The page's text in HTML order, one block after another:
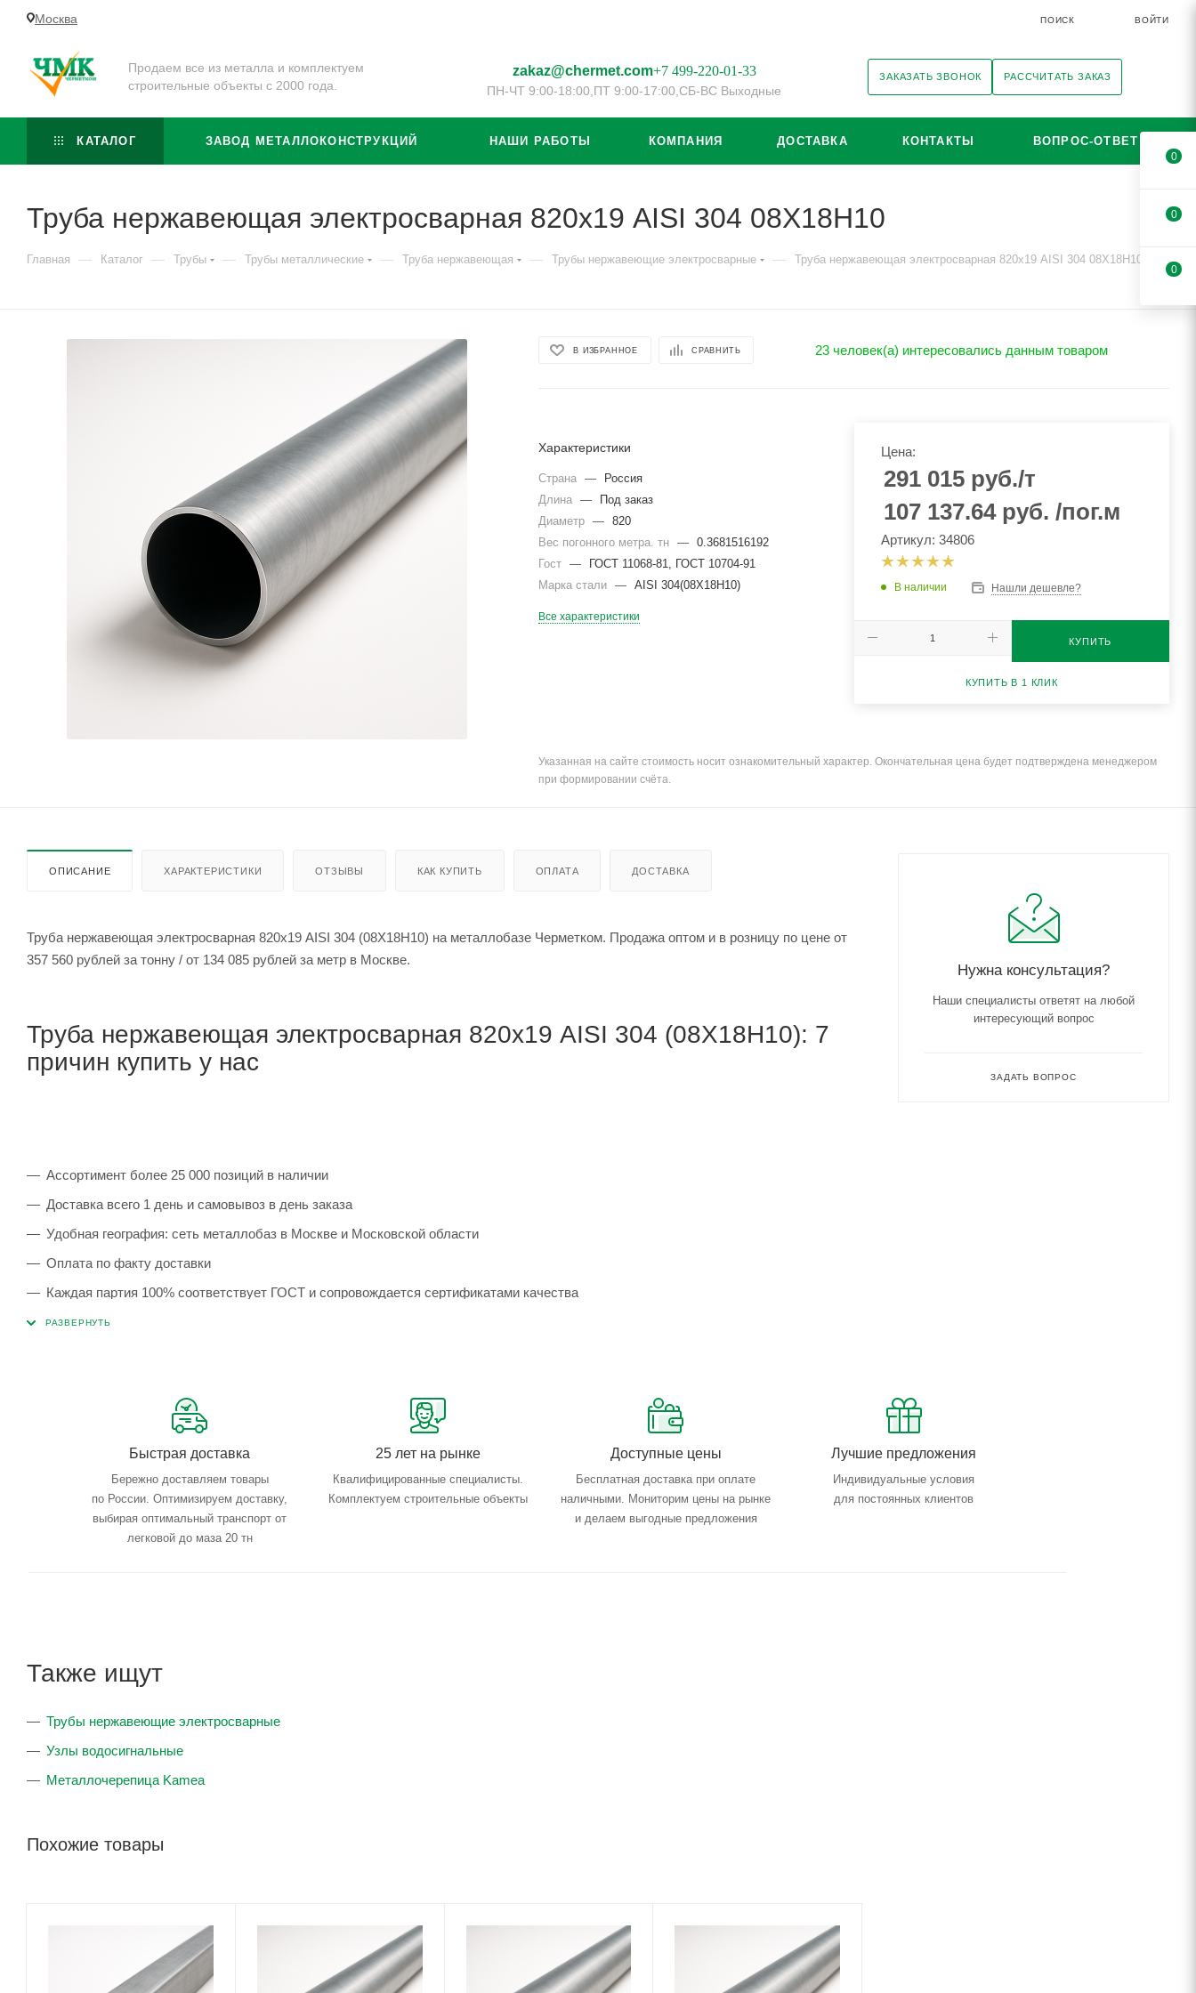
Москва ПОИСК ВОЙТИ
Продаем все из металла и комплектуем
строительные объекты с 2000 года.
zakaz@chermet.com+7 499-220-01-33
ПН-ЧТ 9:00-18:00, ПТ 9:00-17:00, СБ-ВС Выходные
ЗАКАЗАТЬ ЗВОНОК РАССЧИТАТЬ ЗАКАЗ
КАТАЛОГ ЗАВОД МЕТАЛЛОКОНСТРУКЦИЙ НАШИ РАБОТЫ КОМПАНИЯ ДОСТАВКА КОНТАКТЫ ВОПРОС-ОТВЕТ
Труба нержавеющая электросварная 820х19 AISI 304 08Х18Н10
Главная — Каталог — Трубы — Трубы металлические — Труба нержавеющая — Трубы нержавеющие электросварные — Труба нержавеющая электросварная 820х19 AISI 304 08Х18Н10
В ИЗБРАННОЕ СРАВНИТЬ 23 человек(а) интересовались данным товаром
Характеристики
Страна —
Россия
Длина
—
Под заказ
Диаметр
—
820
Вес погонного метра. тн
—
0.3681516192
Гост
—
ГОСТ 11068-81, ГОСТ 10704-91
Марка стали
— AISI 304(08Х18Н10)
Все характеристики
Цена:
291 015руб./т
107 137.64 руб. /пог.м
Артикул: 34806
В наличии Нашли дешевле?
КУПИТЬ
КУПИТЬ В 1 КЛИК
Указанная на сайте стоимость носит ознакомительный характер. Окончательная цена будет подтверждена менеджером
при формировании счёта.
ОПИСАНИЕ ХАРАКТЕРИСТИКИ ОТЗЫВЫ КАК КУПИТЬ ОПЛАТА ДОСТАВКА
Труба нержавеющая электросварная 820х19 AISI 304 (08Х18Н10) на металлобазе Черметком. Продажа оптом и в розницу по цене от
357 560 рублей за тонну / от 134 085 рублей за метр в Москве.
Труба нержавеющая электросварная 820х19 AISI 304 (08Х18Н10): 7
причин купить у нас
Ассортимент более 25 000 позиций в наличии
Доставка всего 1 день и самовывоз в день заказа
Удобная география: сеть металлобаз в Москве и Московской области
Оплата по факту доставки
Каждая партия 100% соответствует ГОСТ и сопровождается сертификатами качества
Сервисные услуги: резка, гибка, металлообработка
Быстрая доставка
Бережно доставляем товары
по России. Оптимизируем доставку,
выбирая оптимальный транспорт от
легковой до маза 20 тн
25 лет на рынке
Квалифицированные специалисты.
Комплектуем строительные объекты
Доступные цены
Бесплатная доставка при оплате
наличными. Мониторим цены на рынке
и делаем выгодные предложения
Лучшие предложения
Индивидуальные условия
для постоянных клиентов
Также ищут
Трубы нержавеющие электросварные
Узлы водосигнальные
Металлочерепица Kamea
Похожие товары
Нужна консультация?
Наши специалисты ответят на любой
интересующий вопрос
ЗАДАТЬ ВОПРОС
0
0
0